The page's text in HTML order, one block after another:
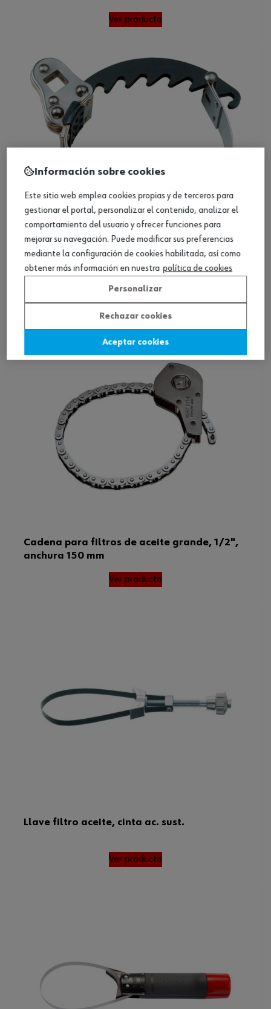
Ver producto
Llave filtro aceite, cinta ac. ajust.
Cadena para filtros de aceite grande, 1/2",
anchura 150 mm
Ver producto
Llave filtro aceite, cinta ac. sust.
Ver producto
Información sobre cookies
Este sitio web emplea cookies propias y de terceros para
gestionar el portal, personalizar el contenido, analizar el
comportamiento del usuario y ofrecer funciones para
mejorar su navegación. Puede modificar sus preferencias
mediante la configuración de cookies habilitada, así como
obtener más información en nuestra política de cookies
Personalizar
Rechazar cookies
Aceptar cookies